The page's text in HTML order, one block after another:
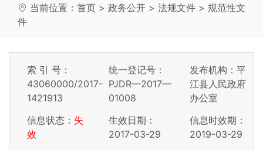
当前位置： 首页 > 政务公开 > 法规文件 > 规范性文
件
索 引 号：
43060000/2017-
1421913
统一登记号：
PJDR—2017—
01008
发布机构：平
江县人民政府
办公室
信息状态： 失
效
生效日期：
2017-03-29
信息时效期：
2019-03-29